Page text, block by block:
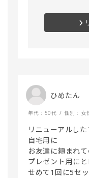
ひめたん
年代 : 50代 性別 : 女
リニューアルし
自宅用に
お友達に頼まれ
プレゼント用に
せめて1回に5セ